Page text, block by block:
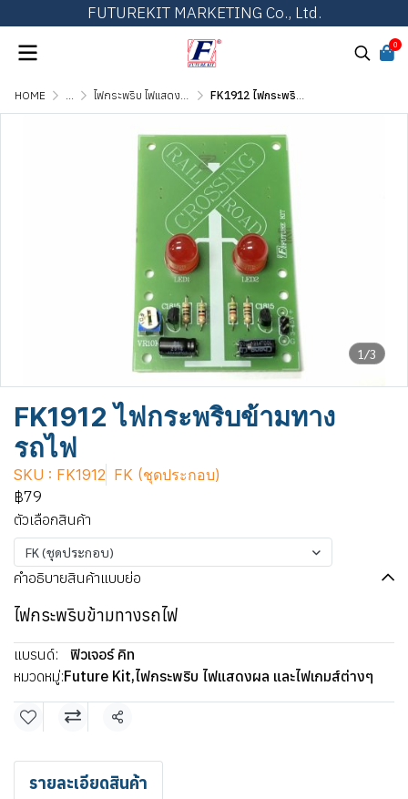
FUTUREKIT MARKETING Co., Ltd.
0
HOME ... ไฟกระพริบ ไฟแสดงผล และไฟเกมส์ต่างๆ FK1912 ไฟกระพริบข้ามทางรถไฟ
1/3
FK1912 ไฟกระพริบข้ามทาง
รถไฟ
SKU : FK1912 FK (ชุดประกอบ)
฿79
ตัวเลือกสินค้า
FK (ชุดประกอบ)
คำอธิบายสินค้าแบบย่อ
ไฟกระพริบข้ามทางรถไฟ
แบรนด์:
ฟิวเจอร์ คิท
หมวดหมู่:Future Kit,ไฟกระพริบ ไฟแสดงผล และไฟเกมส์ต่างๆ
แชร์
รายละเอียดสินค้า